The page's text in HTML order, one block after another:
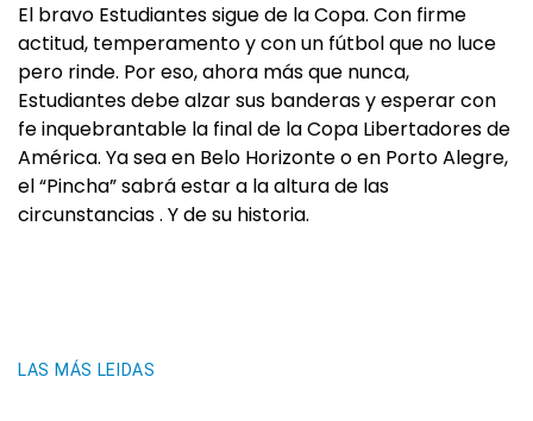
El bravo Estudiantes sigue de la Copa. Con firme
actitud, temperamento y con un fútbol que no luce
pero rinde. Por eso, ahora más que nunca,
Estudiantes debe alzar sus banderas y esperar con
fe inquebrantable la final de la Copa Libertadores de
América. Ya sea en Belo Horizonte o en Porto Alegre,
el “Pincha” sabrá estar a la altura de las
circunstancias . Y de su historia.
LAS MÁS LEIDAS